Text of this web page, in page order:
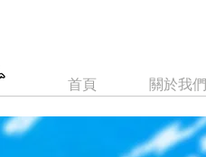
首頁 關於我們